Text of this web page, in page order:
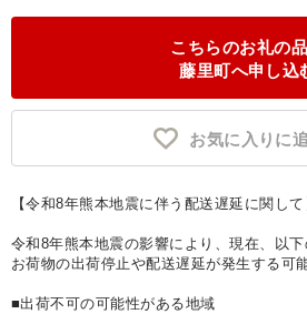
こちらのお礼の
藤里町へ申し込
お気に入りに
【令和8年熊本地震に伴う配送遅延に関して
令和8年熊本地震の影響により、現在、以下
お荷物の出荷停止や配送遅延が発生する可
■出荷不可の可能性がある地域